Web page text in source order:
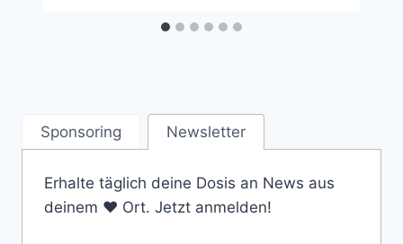
Sponsoring Newsletter
Erhalte täglich deine Dosis an News aus
deinem ❤️ Ort. Jetzt anmelden!